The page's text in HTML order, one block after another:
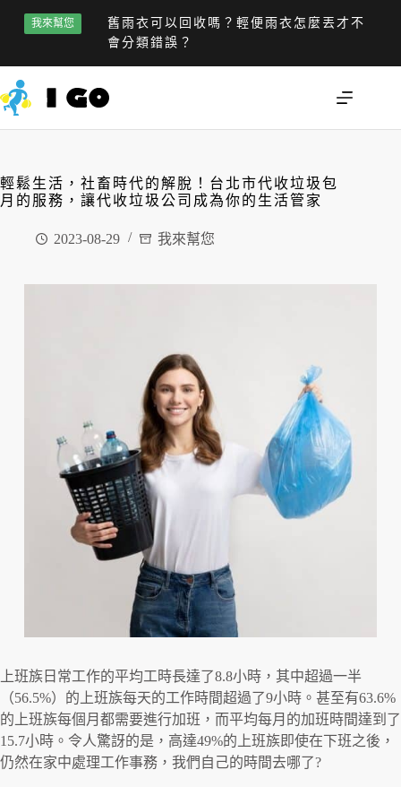
我來幫您
舊雨衣可以回收嗎？輕便雨衣怎麼丟才不
會分類錯誤？
輕鬆生活，社畜時代的解脫！台北市代收垃圾包
月的服務，讓代收垃圾公司成為你的生活管家
2023-08-29 我來幫您
上班族日常工作的平均工時長達了8.8小時，其中超過一半
（56.5%）的上班族每天的工作時間超過了9小時。甚至有63.6%
的上班族每個月都需要進行加班，而平均每月的加班時間達到了
15.7小時。令人驚訝的是，高達49%的上班族即使在下班之後，
仍然在家中處理工作事務，我們自己的時間去哪了?